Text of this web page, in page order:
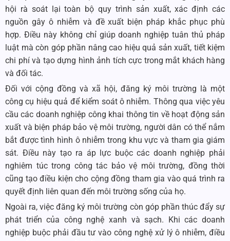
hội rà soát lại toàn bộ quy trình sản xuất, xác định các
nguồn gây ô nhiễm và đề xuất biện pháp khắc phục phù
hợp. Điều này không chỉ giúp doanh nghiệp tuân thủ pháp
luật mà còn góp phần nâng cao hiệu quả sản xuất, tiết kiệm
chi phí và tạo dựng hình ảnh tích cực trong mắt khách hàng
và đối tác.
Đối với cộng đồng và xã hội, đăng ký môi trường là một
công cụ hiệu quả để kiểm soát ô nhiễm. Thông qua việc yêu
cầu các doanh nghiệp công khai thông tin về hoạt động sản
xuất và biện pháp bảo vệ môi trường, người dân có thể nắm
bắt được tình hình ô nhiễm trong khu vực và tham gia giám
sát. Điều này tạo ra áp lực buộc các doanh nghiệp phải
nghiêm túc trong công tác bảo vệ môi trường, đồng thời
cũng tạo điều kiện cho cộng đồng tham gia vào quá trình ra
quyết định liên quan đến môi trường sống của họ.
Ngoài ra, việc đăng ký môi trường còn góp phần thúc đẩy sự
phát triển của công nghệ xanh và sạch. Khi các doanh
nghiệp buộc phải đầu tư vào công nghệ xử lý ô nhiễm, điều